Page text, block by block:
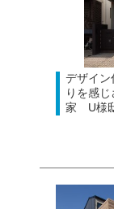
デザイ
りを感
家 U様